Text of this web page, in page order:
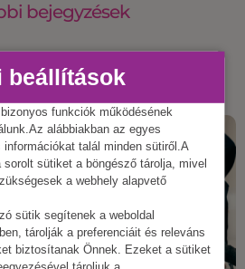
bejegyzések
beállítások
funkciók működésének
alábbiakban az egyes
talál minden sütiről.A
sütiket a böngésző tárolja, mivel
a webhely alapvető
sütik segítenek a weboldal
tárolják a preferenciáit és releváns
biztosítanak Önnek. Ezeket a sütiket
tároljuk a